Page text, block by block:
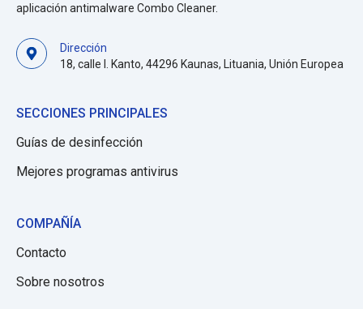
aplicación antimalware Combo Cleaner.
Dirección
18, calle I. Kanto, 44296 Kaunas, Lituania, Unión Europea
SECCIONES PRINCIPALES
Guías de desinfección
Mejores programas antivirus
COMPAÑÍA
Contacto
Sobre nosotros